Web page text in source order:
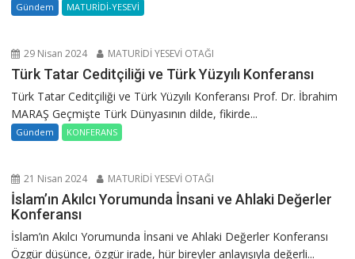
Gündem MATURİDİ-YESEVİ
29 Nisan 2024 MATURİDİ YESEVİ OTAĞI
Türk Tatar Ceditçiliği ve Türk Yüzyılı Konferansı
Türk Tatar Ceditçiliği ve Türk Yüzyılı Konferansı Prof. Dr. İbrahim
MARAŞ Geçmişte Türk Dünyasının dilde, fikirde...
Gündem KONFERANS
21 Nisan 2024 MATURİDİ YESEVİ OTAĞI
İslam’ın Akılcı Yorumunda İnsani ve Ahlaki Değerler
Konferansı
İslam’ın Akılcı Yorumunda İnsani ve Ahlaki Değerler Konferansı
Özgür düşünce, özgür irade, hür bireyler anlayışıyla değerli...